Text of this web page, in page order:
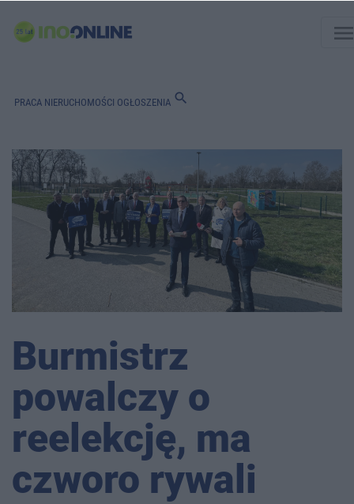
PRACA NIERUCHOMOŚCI OGŁOSZENIA search
Burmistrz
powalczy o
reelekcję, ma
czworo rywali